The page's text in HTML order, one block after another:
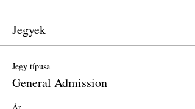
Jegyek
Jegy típusa
General Admission